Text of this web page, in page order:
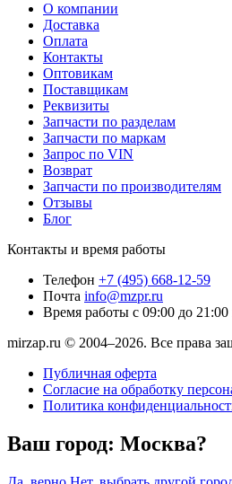
О компании
Доставка
Оплата
Контакты
Оптовикам
Поставщикам
Реквизиты
Запчасти по разделам
Запчасти по маркам
Запрос по VIN
Возврат
Запчасти по производителям
Отзывы
Блог
Контакты и время работы
Телефон +7 (495) 668-12-59
Почта info@mzpr.ru
Время работы с 09:00 до
mirzap.ru © 2004–2026. Все права
Публичная оферта
Согласие на обработку
Политика
Ваш город: Москва?